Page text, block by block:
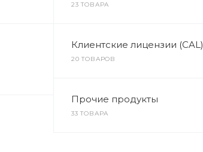
23 ТОВАРА
Клиентские лицензии (CAL)
20 ТОВАРОВ
Прочие продукты
33 ТОВАРА